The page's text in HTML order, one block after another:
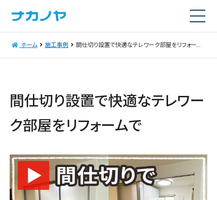
ホーム 施工事例 間仕切り設置で快適なテレワーク部屋をリフォームで
間仕切り設置で快適なテレワー
ク部屋をリフォームで